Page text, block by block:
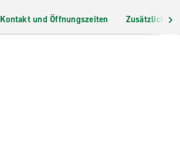
Kontakt und Öffnungszeiten Zusätzliche